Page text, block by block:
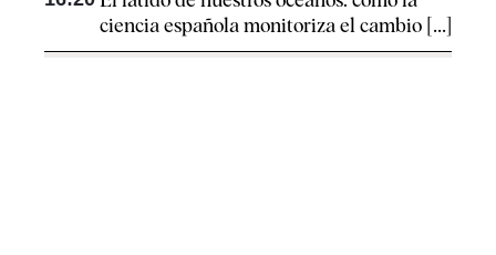
ciencia española monitoriza el cambio [...]